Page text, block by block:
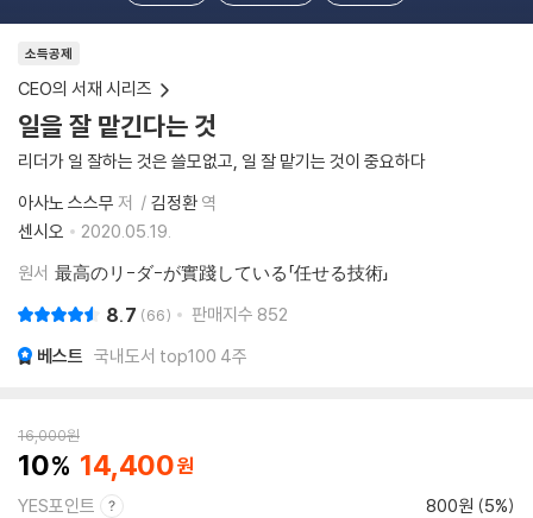
소득공제
CEO의 서재 시리즈
일을 잘 맡긴다는 것
리더가 일 잘하는 것은 쓸모없고, 일 잘 맡기는 것이 중요하다
아사노 스스무 저 김정환 역
센시오
2020.05.19.
원서 最高のリ-ダ-が實踐している「任せる技術」
8.7 66 판매지수 852
베스트 국내도서 top100 4주
16,000원
10 14,400
YES포인트 800원 (5%)